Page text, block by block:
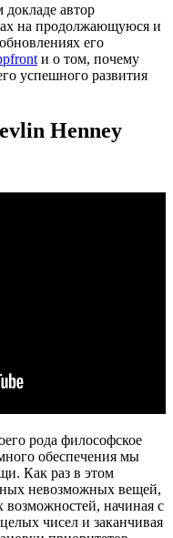
автор
на продолжающуюся и
его
и о том, почему
успешного развития
Henney
рода философское
обеспечения мы
Как раз в этом
невозможных вещей,
начиная с
чисел и заканчивая